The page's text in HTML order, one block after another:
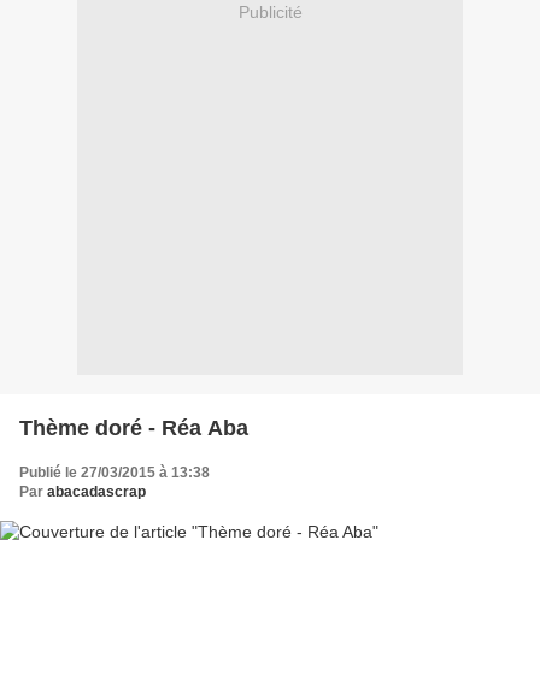
Publicité
Thème doré - Réa Aba
Publié le 27/03/2015 à 13:38
Par abacadascrap